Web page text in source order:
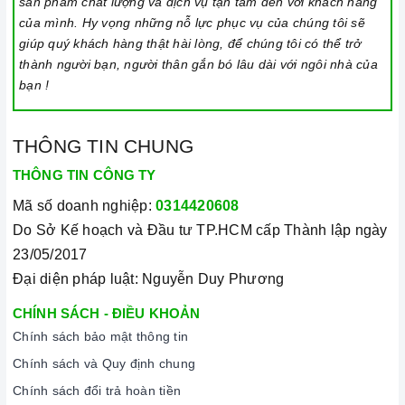
nên tắt nguồn và xả hết nước trong máy. Bạn cũng nên đóng
cửa máy để ngăn bụi bẩn và côn trùng xâm nhập.
3. Tại sao nên chọn mua sản phẩm tại Home Best?
phẩm chính hãng 100%, có nguồn gốc, xuất xứ và chứng từ
rõ ràng.
Chế độ hỗ trợ bảo hành linh hoạt:
lắp đặt, chế độ bảo hành chính hãng, hậu mãi chuyên
nghiệp, đảm bảo rằng quý khách sẽ có trải nghiệm tuyệt vời
nhân viên và kỹ thuật viên chuyên nghiệp, tận tâm sẽ đồng
của mình. Hy vọng những nỗ lực phục vụ của chúng tôi sẽ
giúp quý khách hàng thật hài lòng, để chúng tôi có thể trở
thành người bạn, người thân gắn bó lâu dài với ngôi nhà của
bạn !
THÔNG TIN CHUNG
THÔNG TIN CÔNG TY
Mã số doanh nghiệp: 0314420608
Do Sở Kế hoạch và Đầu tư TP.HCM cấp Thành lập ngày
23/05/2017
Đại diện pháp luật: Nguyễn Duy Phương
CHÍNH SÁCH - ĐIỀU KHOẢN
Chính sách bảo mật thông tin
Chính sách và Quy định chung
Chính sách đổi trả hoàn tiền